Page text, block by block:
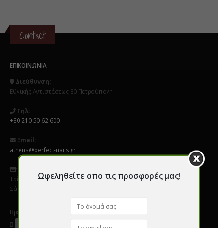
Contact
ΕΠΙΚΟΙΝΩΝΊΑ
Διεύθυνση:
Εθνικής Αντιστάσεως 80 Πετρούπολη
Τηλ:
+30 210 50 62 600
Email:
athens@perfect-nails.gr
Τρίτη - Παρασκεύη 9:00 - 20:00
Σάββατο 10:00 - 16:00
Βρείτε μας σε Social Media
Ωφεληθείτε απο τις προσφορές μας!